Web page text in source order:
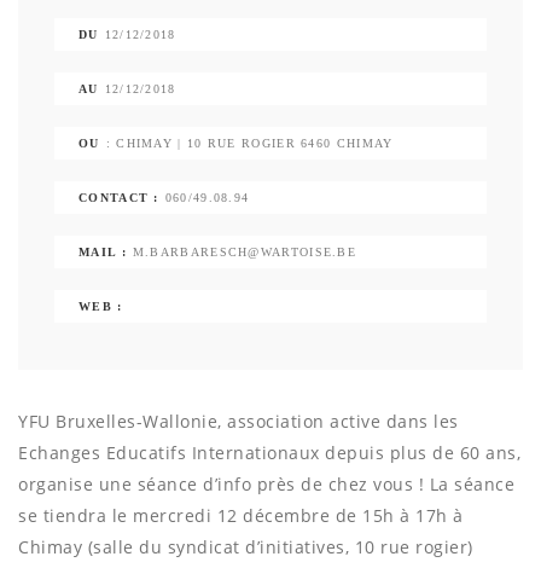
DU 12/12/2018
AU 12/12/2018
OU : CHIMAY | 10 RUE ROGIER 6460 CHIMAY
CONTACT : 060/49.08.94
MAIL : M.BARBARESCH@WARTOISE.BE
WEB :
YFU Bruxelles-Wallonie, association active dans les
Echanges Educatifs Internationaux depuis plus de 60 ans,
organise une séance d’info près de chez vous ! La séance
se tiendra le mercredi 12 décembre de 15h à 17h à
Chimay (salle du syndicat d’initiatives, 10 rue rogier)